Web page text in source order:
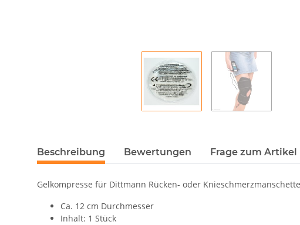
Beschreibung Bewertungen Frage zum Artikel
Gelkompresse für Dittmann Rücken- oder
Ca. 12 cm Durchmesser
Inhalt: 1 Stück